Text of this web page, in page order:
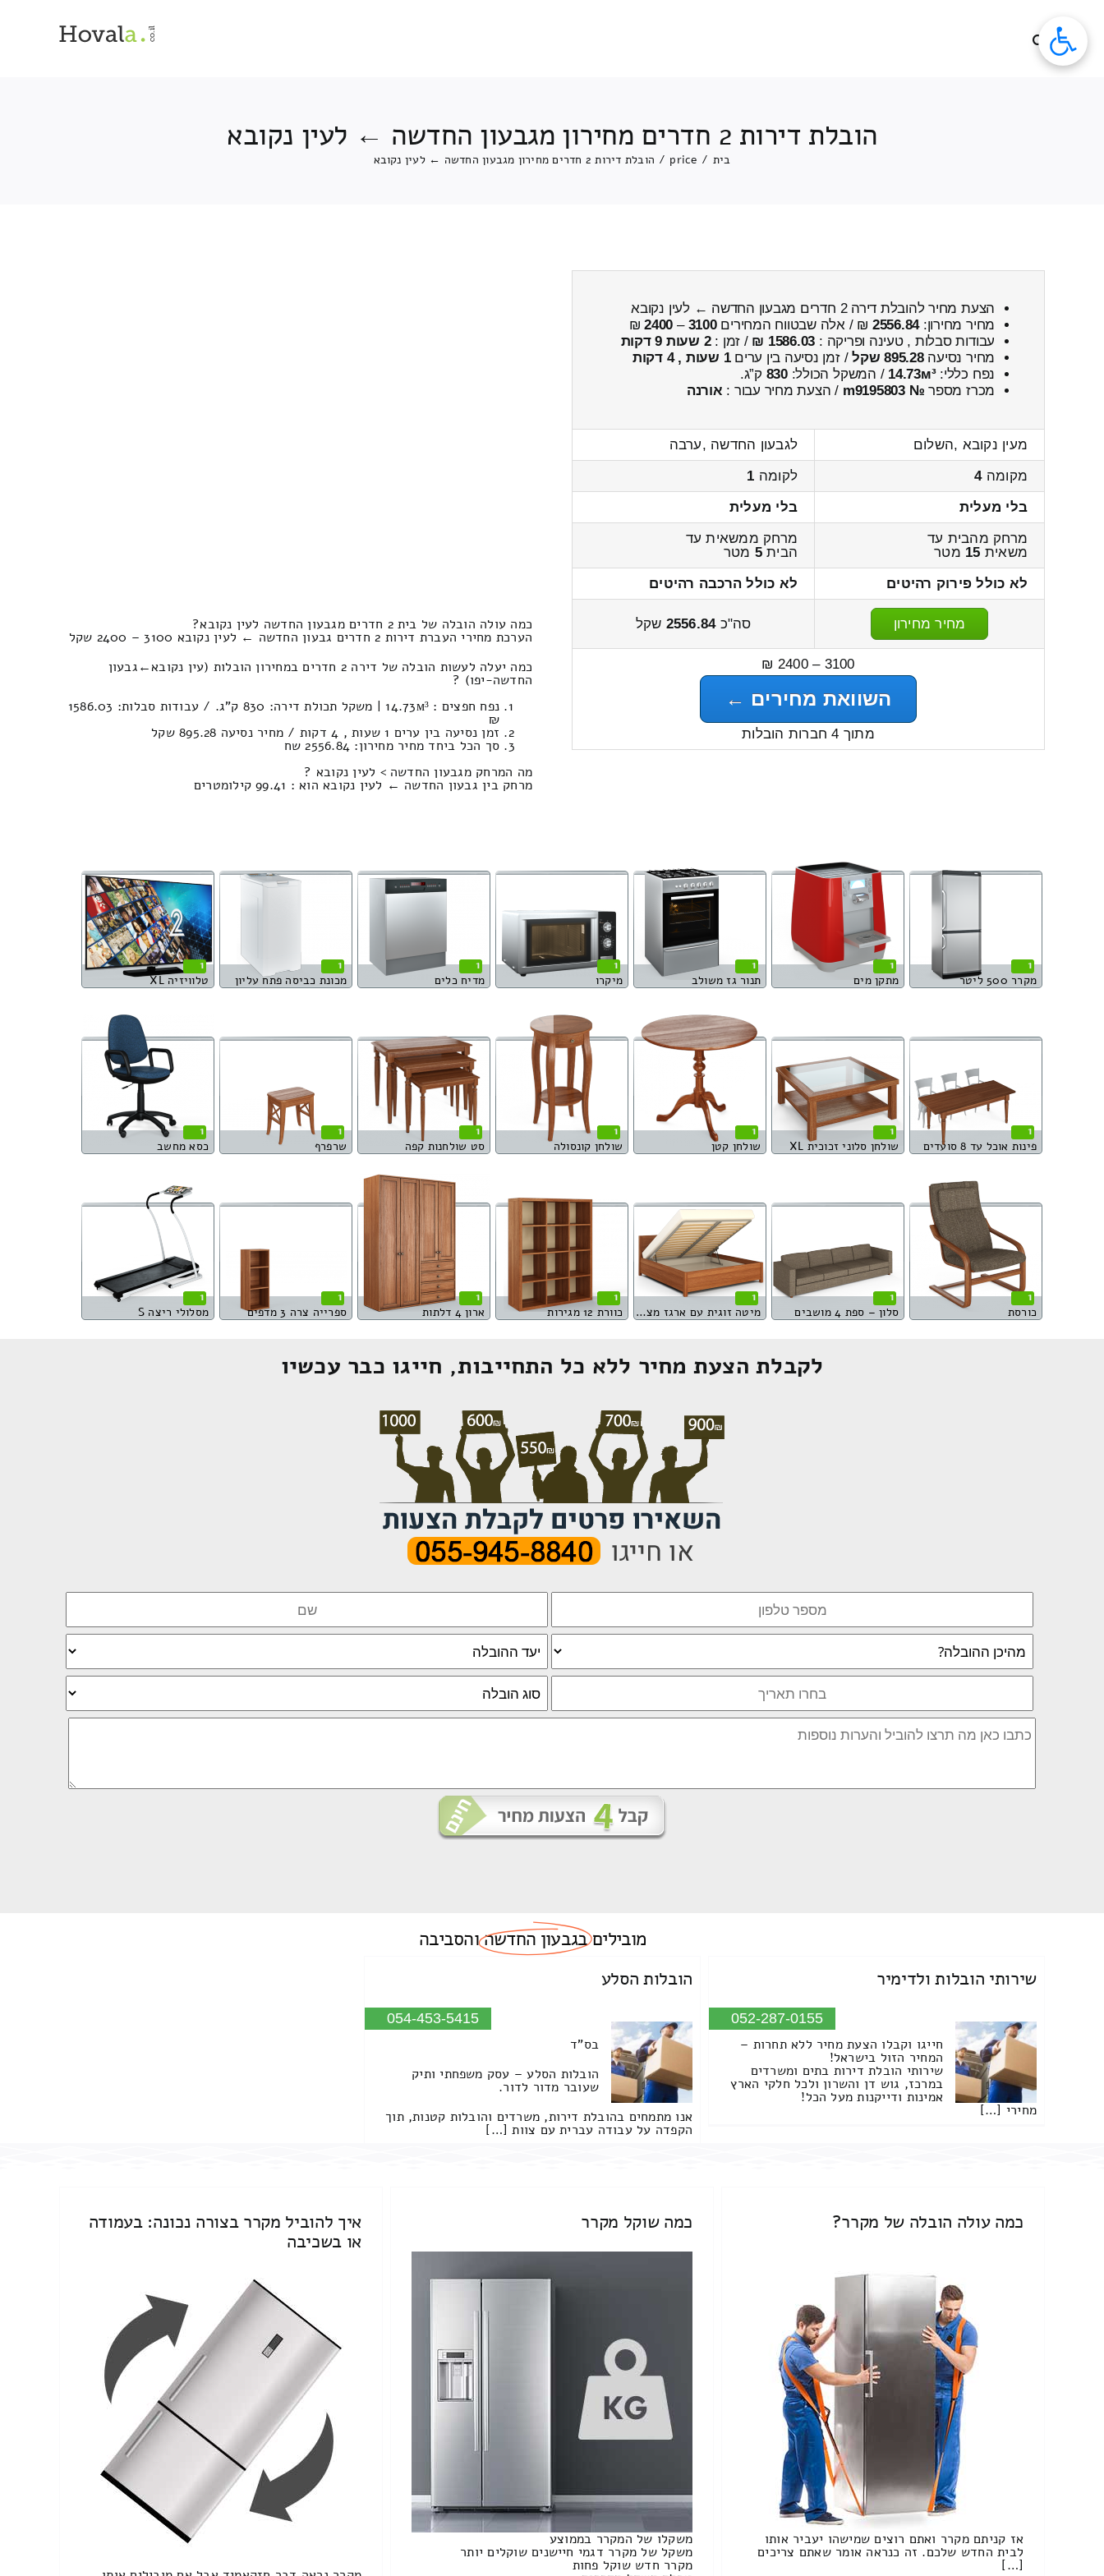
הובלת דירות 2 חדרים מחירון מגבעון החדשה ← לעין נקובא
בית /
price
/ הובלת דירות 2 חדרים מחירון מגבעון החדשה ← לעין נקובא
הצעת מחיר להובלת דירה 2 חדרים מגבעון החדשה ← לעין נקובא
מחיר מחירון:2556.84 ₪ / אלה שבטווח המחירים3100
–
2400
₪
עבודות סבלות , טעינה ופריקה : 1586.03 ₪ / זמן :2 שעות 9 דקות
מחיר נסיעה895.28 שקל / זמן נסיעה בין ערים1 שעות , 4 דקות
נפח כללי:14.73м³ / המשקל הכולל:830 ק”ג.
מכרז מספר № m9195803 / הצעת מחיר עבור : אורנה
מעין נקובא ,השלום
לגבעון החדשה ,ערבה
מקומה4 לקומה 1
בלי מעלית
בלי מעלית
מרחק מהבית עד
משאית 15 מטר
מרחק ממשאית עד
הבית5 מטר
לא כולל פירוק רהיטים
לא כולל הרכבה רהיטים
מחיר מחירון סה"כ2556.84 שקל
3100 – 2400 ₪
השוואת מחירים ←
מתוך 4 חברות הובלות
כמה עולה הובלה של בית 2 חדרים מגבעון החדשה לעין נקובא?
הערכת מחירי העברת דירות 2 חדרים גבעון החדשה ← לעין נקובא 3100 – 2400 שקל
כמה יעלה לעשות הובלה של דירה 2 חדרים במחירון הובלות (עין נקובא‎←‏גבעון
החדשה-יפו) ?
נפח חפצים : 14.73м³ | משקל תכולת דירה: 830 ק”ג. / עבודות סבלות: 1586.03
₪
זמן נסיעה בין ערים 1 שעות , 4 דקות / מחיר נסיעה 895.28 שקל
סך הכל ביחד מחיר מחירון: 2556.84 שח
מה המרחק מגבעון החדשה > לעין נקובא ?
מרחק בין גבעון החדשה ← לעין נקובא הוא : 99.41 קילומטרים
1
מקרר 500 ליטר
1
מתקן מים
1
תנור גז משולב
1
מיקרו
1
מדיח כלים
1
מכונת כביסה פתח עליון
1
טלוויזיה XL
1
פינות אוכל עד 8 סועדים
1
שולחן סלוני זכוכית XL
1
שולחן קטן
1
שולחן קונסולה
1
סט שולחנות קפה
1
שרפרף
1
כסא מחשב
1
כורסת
1
סלון – ספת 4 מושבים
1
מיטה זוגית עם ארגז מצעים
1
כוורת 12 מגירות
1
ארון 4 דלתות
1
ספרייה צרה 3 מדפים
1
מסלולי ריצה S
לקבלת הצעת מחיר ללא כל התחייבות, חייגו כבר עכשיו
מוביליםבגבעון החדשהוהסביבה
שירותי הובלות ולדימיר
052-287-0155
חייגו וקבלו הצעת מחיר ללא תחרות –
המחיר הזול בישראל!
שירותי הובלת דירות בתים ומשרדים
במרכז, גוש דן והשרון ולכל חלקי הארץ
אמינות ודייקנות מעל הכל!
מחירי […]
הובלות הסלע
054-453-5415
בס"ד
הובלות הסלע – עסק משפחתי ותיק
שעובר מדור לדור.
אנו מתמחים בהובלת דירות, משרדים והובלות קטנות, תוך
הקפדה על עבודה עברית עם צוות […]
כמה עולה הובלה של מקרר?
אז קניתם מקרר ואתם רוצים שמישהו יעביר אותו
לבית החדש שלכם. זה כנראה אומר שאתם צריכים
[…]
כמה שוקל מקרר
משקלו של המקרר בממוצע
משקל של מקרר דגמי חיישנים שוקלים יותר
מקרר חדש שוקל פחות
איך להוביל מקרר בצורה נכונה: בעמודה
או בשכיבה